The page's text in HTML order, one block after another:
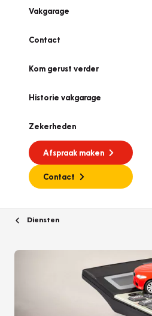
Vakgarage
Contact
Kom gerust verder
Historie vakgarage
Zekerheden
Afspraak maken
Contact
Diensten